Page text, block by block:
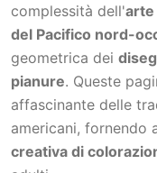
complessità dell'arte
del Pacifico nord-
geometrica dei
pianure. Queste
affascinante delle
americani, fornendo
creativa di